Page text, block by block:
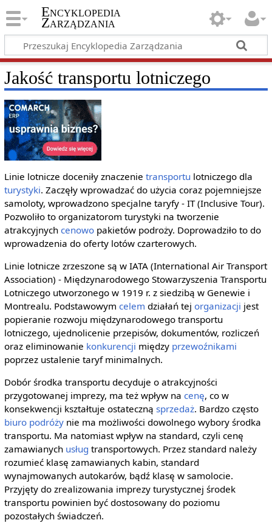
Encyklopedia
Zarządzania
Jakość transportu lotniczego
Linie lotnicze doceniły znaczenie transportu lotniczego dla
turystyki. Zaczęły wprowadzać do użycia coraz pojemniejsze
samoloty, wprowadzono specjalne taryfy - IT (Inclusive Tour).
Pozwoliło to organizatorom turystyki na tworzenie
atrakcyjnych cenowopakietów podroży. Doprowadziło to do
wprowadzenia do oferty lotów czarterowych.
Linie lotnicze zrzeszone są w IATA (International Air Transport
Association) - Międzynarodowego Stowarzyszenia Transportu
Lotniczego utworzonego w 1919 r. z siedzibą w Genewie i
Montrealu. Podstawowym celem działań tej organizacji jest
popieranie rozwoju międzynarodowego transportu
lotniczego, ujednolicenie przepisów, dokumentów, rozliczeń
oraz eliminowanie konkurencji między przewoźnikami
poprzez ustalenie taryf minimalnych.
Dobór środka transportu decyduje o atrakcyjności
przygotowanej imprezy, ma też wpływ na cenę, co w
konsekwencji kształtuje ostateczną sprzedaż. Bardzo często
biuro podróżynie ma możliwości dowolnego wybory środka
transportu. Ma natomiast wpływ na standard, czyli cenę
zamawianych usług transportowych. Przez standard należy
rozumieć klasę zamawianych kabin, standard
wynajmowanych autokarów, bądź klasę w samolocie.
Przyjęty do zrealizowania imprezy turystycznej środek
transportu powinien być dostosowany do poziomu
pozostałych świadczeń.